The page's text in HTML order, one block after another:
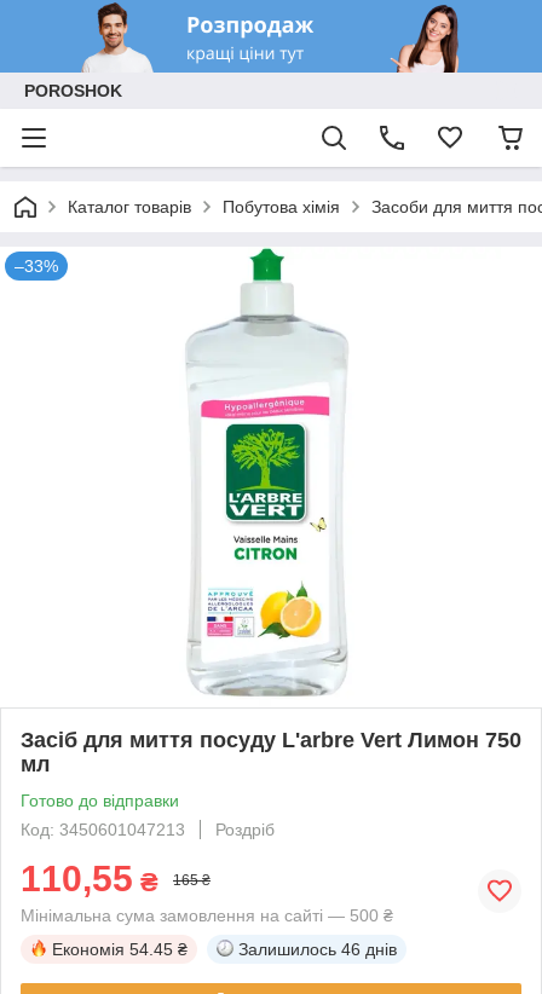
POROSHOK
Каталог товарів Побутова хімія Засоби для миття
–33%
Засіб для миття посуду L'arbre Vert Лимон 750
мл
Готово до відправки
Код: 3450601047213
Роздріб
110,55 ₴ 165 ₴
Мінімальна сума замовлення на сайті — 500 ₴
Економія 54.45 ₴ Залишилось 46 днів